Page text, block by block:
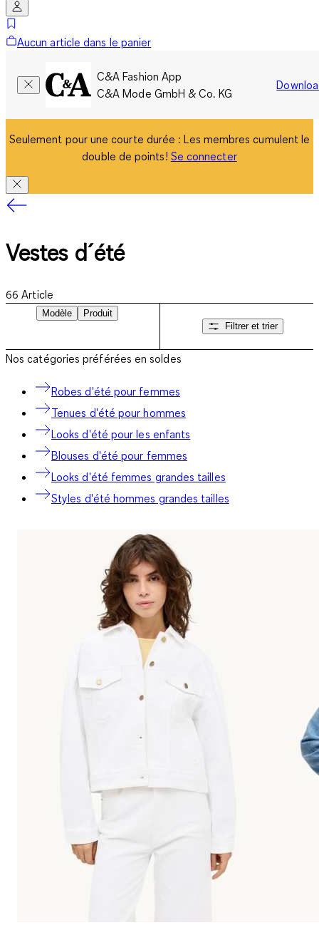
Aucun article dans le panier
C&A Fashion App
C&A Mode GmbH & Co. KG
Seulement pour une courte durée : Les membres cumulent le
double de points! Se connecter
Vestes d´été
66 Article
Modèle
Produit
Filtrer et trier
Nos catégories préférées en soldes
Robes d'été pour femmes
Tenues d'été pour hommes
Looks d'été pour les enfants
Blouses d'été pour femmes
Looks d'été femmes grandes tailles
Styles d'été hommes grandes tailles